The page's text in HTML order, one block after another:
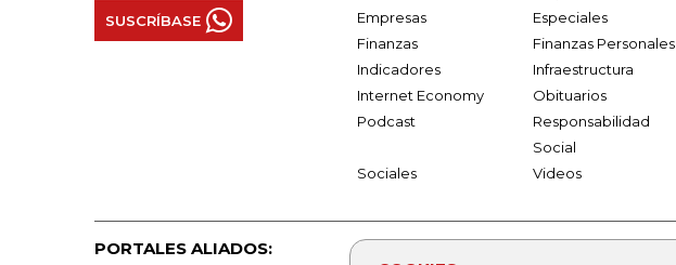
SUSCRÍBASE Empresas Especiales
Finanzas
Finanzas Personales
Indicadores
Infraestructura
Internet Economy
Obituarios
Podcast
Responsabilidad
Social
Sociales Videos
PORTALES ALIADOS: